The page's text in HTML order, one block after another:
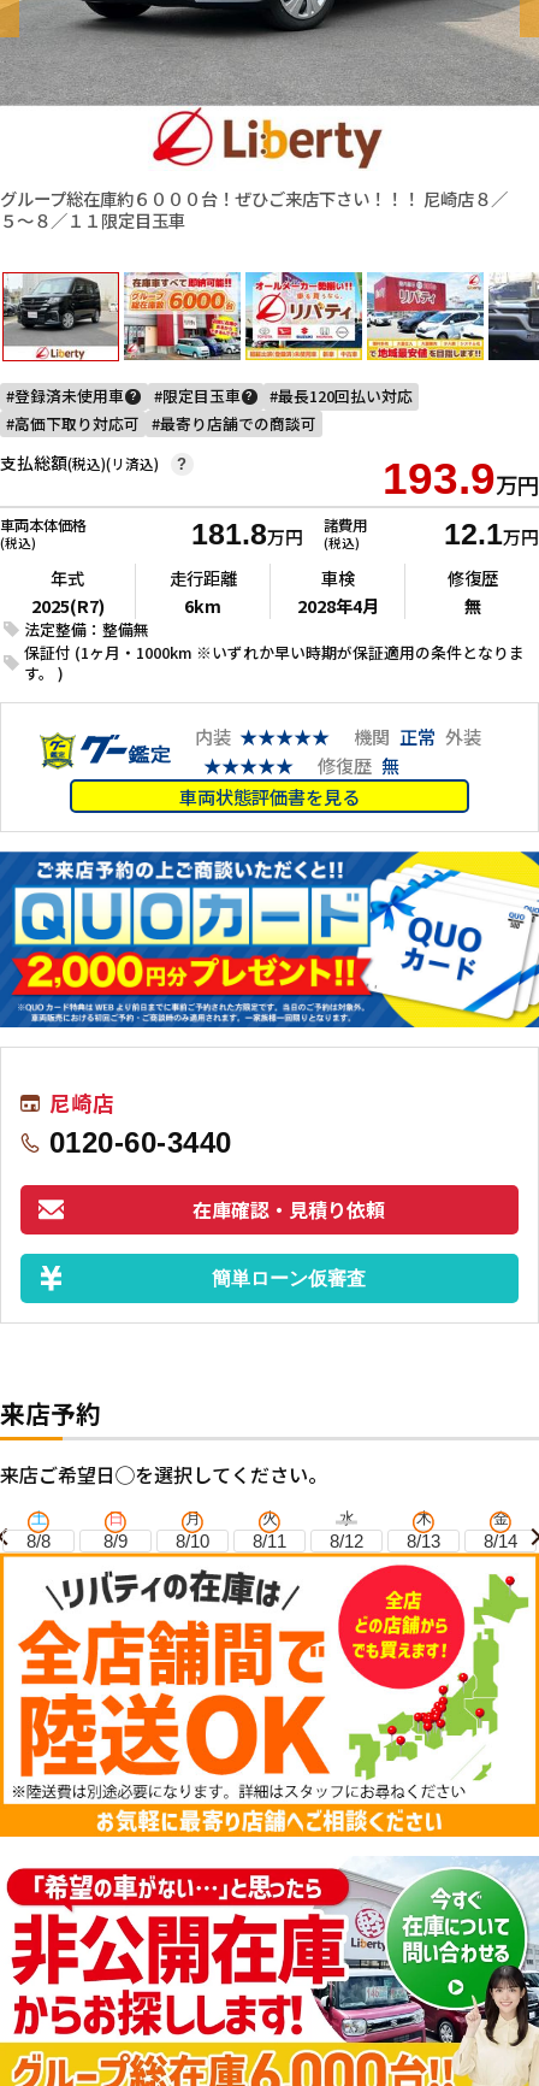
グループ総在庫約６０００台！ぜひご来店下さい！！！ 尼崎店８／
５〜８／１１限定目玉車
登録済未使用車 ? 限定目玉車 ?
最長120回払い対応
高価下取り対応可
最寄り店舗での商談可
支払総額(税込)(リ済込) 193.9万円
?
車両本体価格
(税込) 181.8万円 諸費用
(税込) 12.1万円
法定整備：整備無
保証付 (1ヶ月・1000km ※いずれか早い時期が保証適用の条件となりま
す。 )
年式
2025(R7)
走行距離
6km
車検
2028年4月
修復歴
無
内装 ★★★★★ 機関 正常 外装
★★★★★
修復歴 無
車両状態評価書を見る
尼崎店
0120-60-3440
在庫確認・見積り依頼
簡単ローン仮審査
来店予約
来店ご希望日◯を選択してください。
土
8/8
日
8/9
月
8/10
火
8/11
水
8/12
木
8/13
金
8/14